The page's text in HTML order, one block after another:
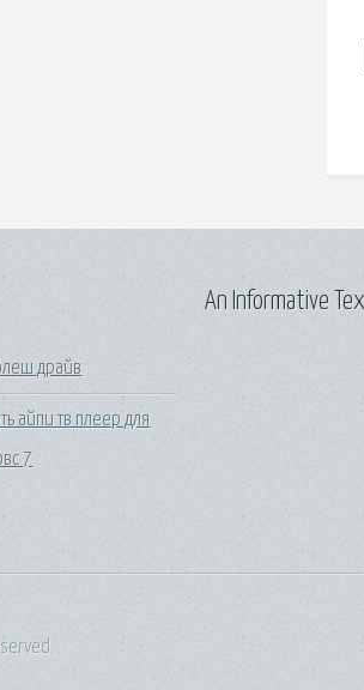
драйв
айпи тв плеер для
7
An Informative